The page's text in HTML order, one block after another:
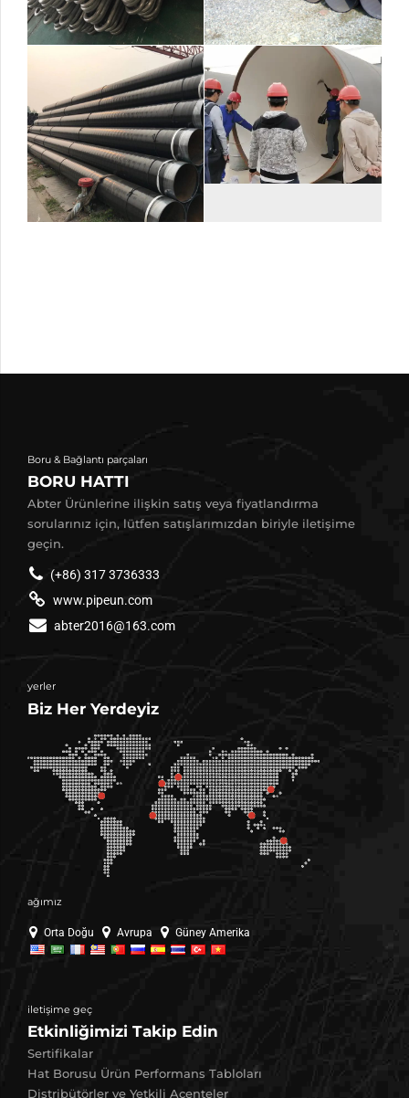
Boru & Bağlantı parçaları
BORU HATTI
Abter Ürünlerine ilişkin satış veya fiyatlandırma
sorularınız için, lütfen satışlarımızdan biriyle iletişime
geçin.
(+86) 317 3736333
www.pipeun.com
abter2016@163.com
yerler
Biz Her Yerdeyiz
ağımız
Orta Doğu Avrupa Güney Amerika
iletişime geç
Etkinliğimizi Takip Edin
Sertifikalar
Hat Borusu Ürün Performans Tabloları
Distribütörler ve Yetkili Acenteler